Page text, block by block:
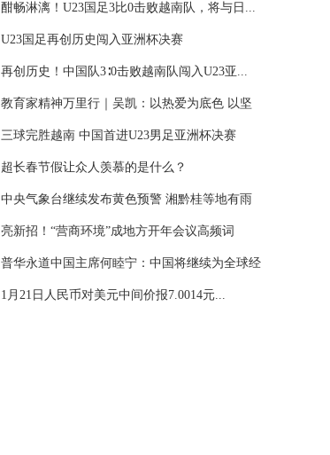
酣畅淋漓！U23国足3比0击败越南队，将与日...
U23国足再创历史闯入亚洲杯决赛
再创历史！中国队3∶0击败越南队闯入U23亚...
教育家精神万里行｜吴凯：以热爱为底色 以坚
守...
三球完胜越南 中国首进U23男足亚洲杯决赛
超长春节假让众人羡慕的是什么？
中央气象台继续发布黄色预警 湘黔桂等地有雨
雪...
亮新招！“营商环境”成地方开年会议高频词
普华永道中国主席何睦宁：中国将继续为全球经
济...
1月21日人民币对美元中间价报7.0014元...